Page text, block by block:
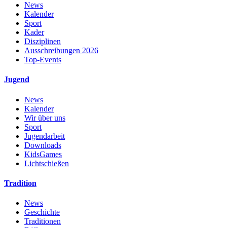
News
Kalender
Sport
Kader
Disziplinen
Ausschreibungen 2026
Top-Events
Jugend
News
Kalender
Wir über uns
Sport
Jugendarbeit
Downloads
KidsGames
Lichtschießen
Tradition
News
Geschichte
Traditionen